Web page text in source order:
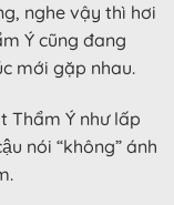
nghe vậy thì hơi
Ý cũng đang
mới gặp nhau.
Thẩm Ý như lấp
nói “không” ánh